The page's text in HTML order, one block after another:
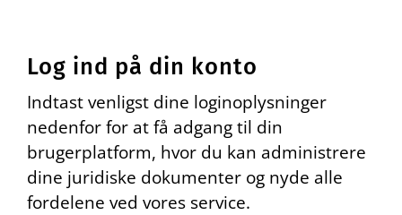
Log ind på din konto
Indtast venligst dine loginoplysninger
nedenfor for at få adgang til din
brugerplatform, hvor du kan administrere
dine juridiske dokumenter og nyde alle
fordelene ved vores service.